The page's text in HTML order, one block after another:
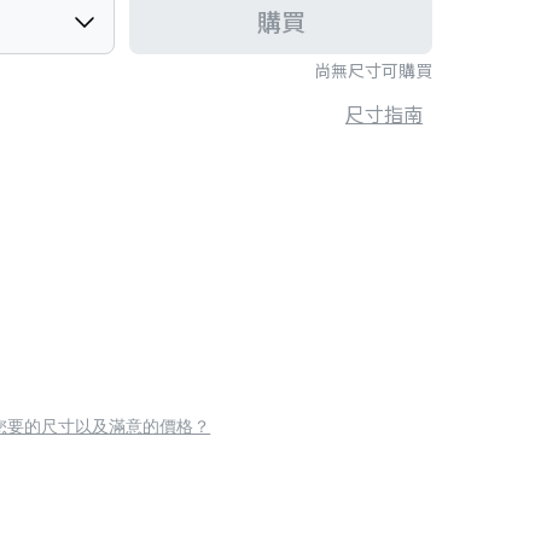
尚無尺寸可購買
購買
尺寸指南
要的尺寸以及滿意的價格？